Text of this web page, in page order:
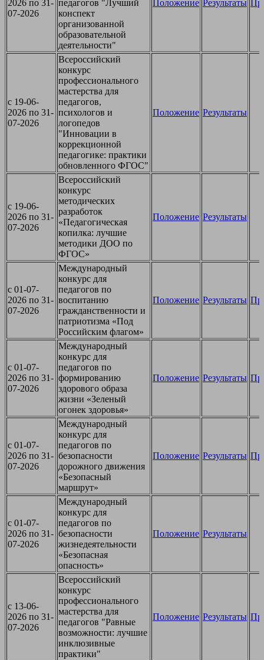
2026 по 31-
07-2026
педагогов "Лучший
конспект
организованной
образовательной
деятельности"
Положение Результаты
c 19-06-
2026 по 31-
07-2026
Всероссийский
конкурс
профессионального
мастерства для
педагогов,
психологов и
логопедов
"Инновации в
коррекционной
педагогике: практики
обновленного ФГОС"
Положение Результаты
c 19-06-
2026 по 31-
07-2026
Всероссийский
конкурс
методических
разработок
«Педагогическая
копилка: лучшие
методики ДОО по
ФГОС»
Положение Результаты
c 01-07-
2026 по 31-
07-2026
Международный
конкурс для
педагогов по
воспитанию
гражданственности и
патриотизма «Под
Российским флагом»
Положение Результаты
c 01-07-
2026 по 31-
07-2026
Международный
конкурс для
педагогов по
формированию
здорового образа
жизни «Зеленый
огонек здоровья»
Положение Результаты
c 01-07-
2026 по 31-
07-2026
Международный
конкурс для
педагогов по
безопасности
дорожного движения
«Безопасный
маршрут»
Положение Результаты
c 01-07-
2026 по 31-
07-2026
Международный
конкурс для
педагогов по
безопасности
жизнедеятельности
«Безопасная
опасность»
Положение Результаты
c 13-06-
2026 по 31-
07-2026
Всероссийский
конкурс
профессионального
мастерства для
педагогов "Равные
возможности: лучшие
инклюзивные
практики"
Положение Результаты